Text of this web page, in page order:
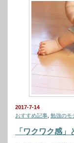
2017-7-14
おすすめ記事 勉強のモ
「ワクワク感